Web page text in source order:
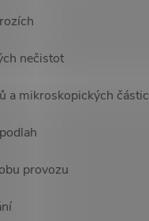
nečistot
a mikroskopických částic
provozu